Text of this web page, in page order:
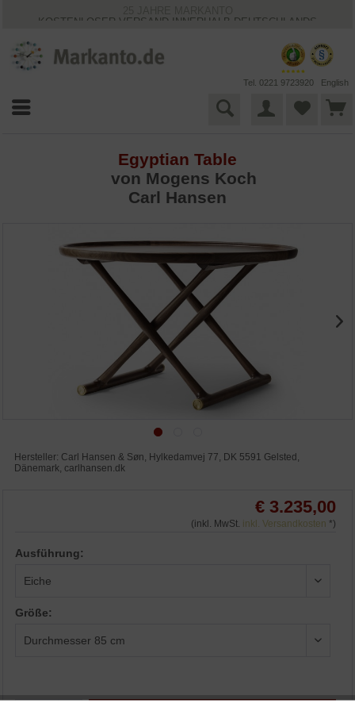
KOSTENLOSER VERSAND INNERHALB DEUTSCHLANDS
VIELFÄLTIGE ZAHLUNGSMÖGLICHKEITEN
BESTPRICE-GARANTIE
Tel. 0221 9723920 English
Egyptian Table
von Mogens Koch
Carl Hansen
Hersteller: Carl Hansen & Søn, Hylkedamvej 77, DK 5591 Gelsted,
Dänemark, carlhansen.dk
€ 3.235,00
(inkl. MwSt. inkl. Versandkosten *)
Ausführung:
Größe: